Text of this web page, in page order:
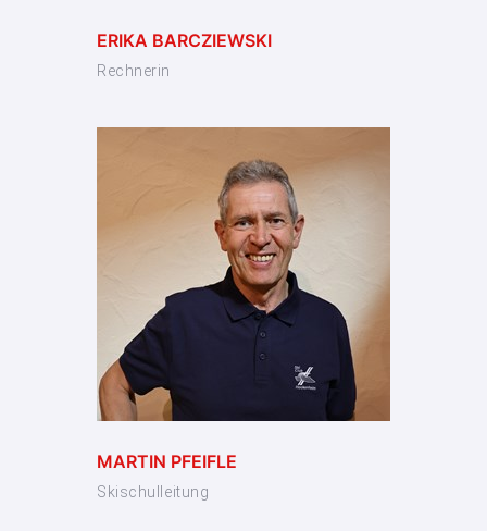
ERIKA BARCZIEWSKI
Rechnerin
MARTIN PFEIFLE
Skischulleitung